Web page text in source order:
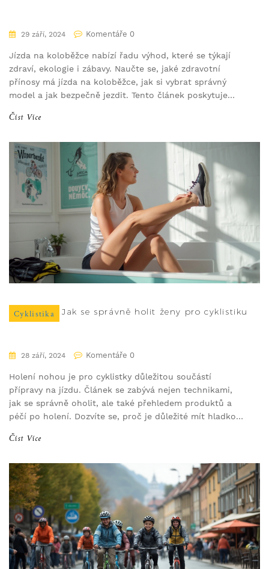
29 září, 2024 Komentáře 0
Jízda na koloběžce nabízí řadu výhod, které se týkají
zdraví, ekologie i zábavy. Naučte se, jaké zdravotní
přínosy má jízda na koloběžce, jak si vybrat správný
model a jak bezpečně jezdit. Tento článek poskytuje
o tom, že začnou jezdit na koloběžce.
Číst Více
Cyklistika Jak se správně holit ženy pro cyklistiku
28 září, 2024 Komentáře 0
Holení nohou je pro cyklistky důležitou součástí
přípravy na jízdu. Článek se zabývá nejen technikami,
jak se správně oholit, ale také přehledem produktů a
péčí po holení. Dozvíte se, proč je důležité mít hladkou
pohodlí a výkonu. Přinášíme užitečné tipy a triky pro
Číst Více